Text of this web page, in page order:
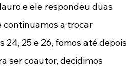
e ele respondeu duas
continuamos a trocar
24, 25 e 26, fomos até depois
ser coautor, decidimos